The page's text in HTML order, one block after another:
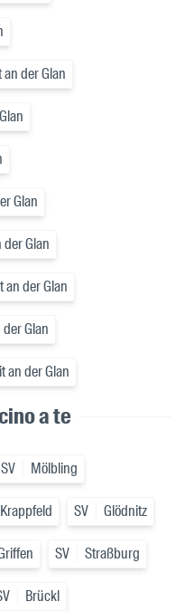
der Glan
Glan
der Glan
an der Glan
Glan
an der Glan
a te
SV Mölbling
SV Glödnitz
SV Straßburg
Brückl